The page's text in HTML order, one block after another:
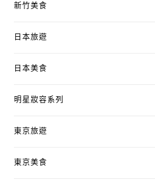
新竹美食
日本旅遊
日本美食
明星妝容系列
東京旅遊
東京美食